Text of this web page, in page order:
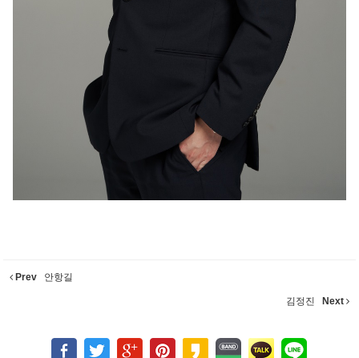
Prev 안항길
김정진 Next